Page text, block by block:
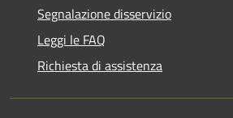
Segnalazione disservizio
Leggi le FAQ
Richiesta di assistenza